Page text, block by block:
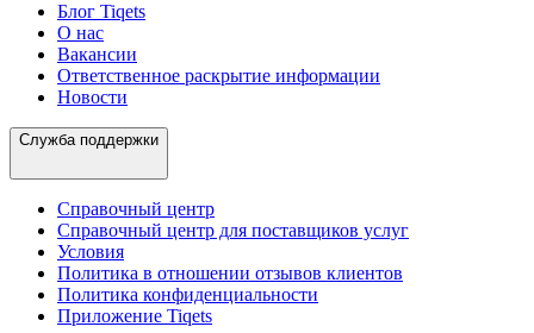
Блог Tiqets
О нас
Вакансии
Ответственное раскрытие информации
Новости
Служба поддержки
Справочный центр
Справочный центр для поставщиков услуг
Условия
Политика в отношении отзывов клиентов
Политика конфиденциальности
Приложение Tiqets